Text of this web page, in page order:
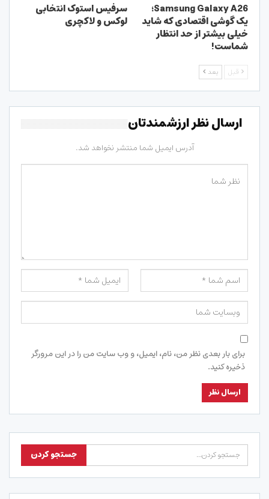
Samsung Galaxy A26؛
یک گوشی اقتصادی که شاید
خیلی بیشتر از حد انتظار
شماست!
سرفیس استوک انتخابی
لوکس و لاکچری
قبل بعد
ارسال نظر ارزشمندتان
آدرس ایمیل شما منتشر نخواهد شد.
برای بار بعدی نظر من، نام، ایمیل، و وب سایت من را در این مرورگر
ذخیره کنید.